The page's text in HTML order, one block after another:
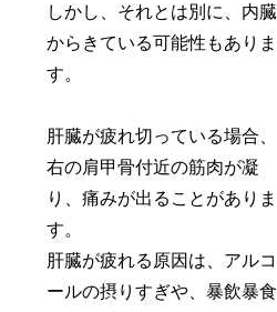
しかし、それとは別に、内臓
からきている可能性もありま
す。
肝臓が疲れ切っている場合、
右の肩甲骨付近の筋肉が凝
り、痛みが出ることがありま
す。
肝臓が疲れる原因は、アルコ
ールの摂りすぎや、暴飲暴食